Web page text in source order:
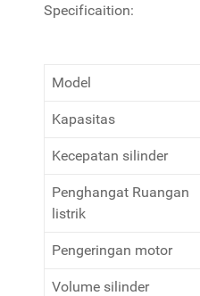
Specificaition:
Model
Kapasitas
Kecepatan silinder
Penghangat Ruangan
listrik
Pengeringan motor
Volume silinder